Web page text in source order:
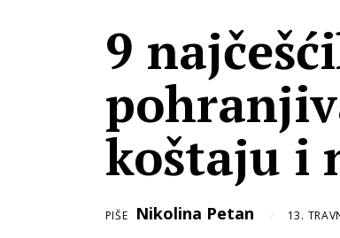
9
koštaju i
PIŠE Nikolina Petan 13.